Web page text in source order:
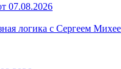
07.08.2026
логика с Сергеем